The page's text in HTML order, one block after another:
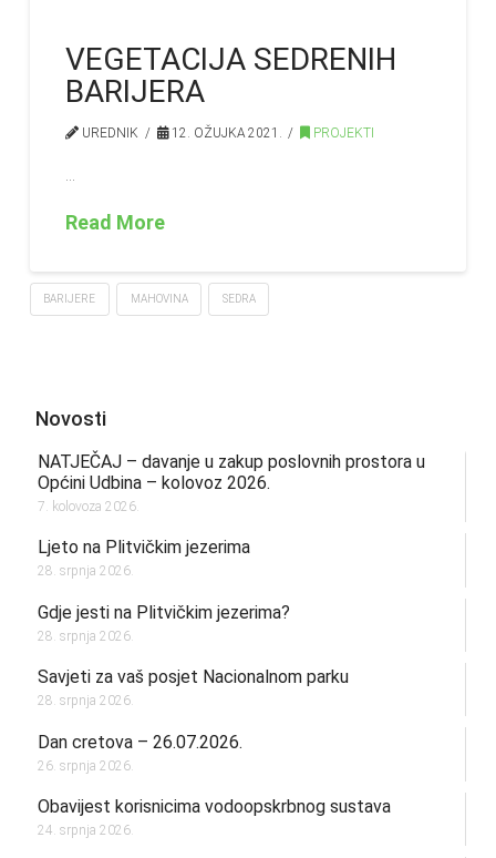
VEGETACIJA SEDRENIH
BARIJERA
UREDNIK 12. OŽUJKA 2021. PROJEKTI
Read More
BARIJERE MAHOVINA SEDRA
Novosti
NATJEČAJ – davanje u zakup poslovnih prostora u
Općini Udbina – kolovoz 2026.
7. kolovoza 2026.
Ljeto na Plitvičkim jezerima
28. srpnja 2026.
Gdje jesti na Plitvičkim jezerima?
28. srpnja 2026.
Savjeti za vaš posjet Nacionalnom parku
28. srpnja 2026.
Dan cretova – 26.07.2026.
26. srpnja 2026.
Obavijest korisnicima vodoopskrbnog sustava
24. srpnja 2026.